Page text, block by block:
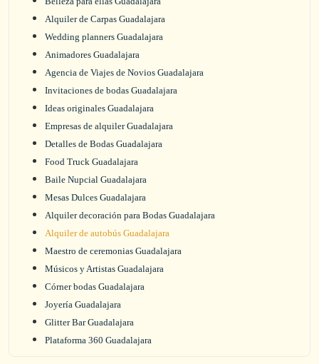
Alquiler de Carpas Guadalajara
Wedding planners Guadalajara
Animadores Guadalajara
Agencia de Viajes de Novios Guadalajara
Invitaciones de bodas Guadalajara
Ideas originales Guadalajara
Empresas de alquiler Guadalajara
Detalles de Bodas Guadalajara
Food Truck Guadalajara
Baile Nupcial Guadalajara
Mesas Dulces Guadalajara
Alquiler decoración para Bodas Guadalajara
Alquiler de autobús Guadalajara
Maestro de ceremonias Guadalajara
Músicos y Artistas Guadalajara
Córner bodas Guadalajara
Joyería Guadalajara
Glitter Bar Guadalajara
Plataforma 360 Guadalajara